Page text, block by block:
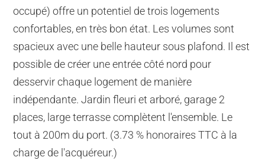
occupé) offre un potentiel de trois logements
confortables, en très bon état. Les volumes sont
spacieux avec une belle hauteur sous plafond. Il est
possible de créer une entrée côté nord pour
desservir chaque logement de manière
indépendante. Jardin fleuri et arboré, garage 2
places, large terrasse complètent l'ensemble. Le
tout à 200m du port. (3.73 % honoraires TTC à la
charge de l'acquéreur.)